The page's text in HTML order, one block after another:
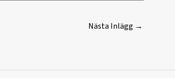
Nästa Inlägg →